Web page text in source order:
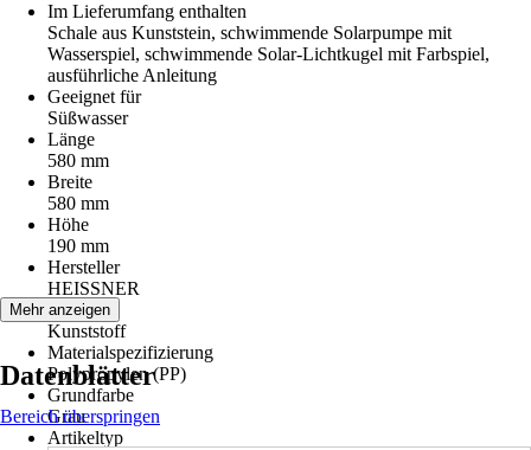
Im Lieferumfang enthalten
Schale aus Kunststein, schwimmende Solarpumpe mit
Wasserspiel, schwimmende Solar-Lichtkugel mit Farbspiel,
ausführliche Anleitung
Geeignet für
Süßwasser
Länge
580 mm
Breite
580 mm
Höhe
190 mm
Hersteller
HEISSNER
Material
Kunststoff
Materialspezifizierung
Polypropylen (PP)
Grundfarbe
Grau
Artikeltyp
Mehr anzeigen
Datenblätter
Bereich überspringen